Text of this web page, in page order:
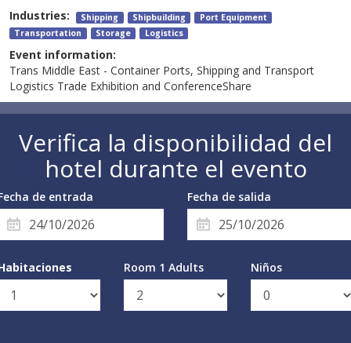
Industries: Shipping Shipbuilding
Port Equipment
Transportation
Storage Logistics
Event information:
Trans Middle East - Container Ports, Shipping and Transport
Logistics Trade Exhibition and ConferenceShare
Verifica la disponibilidad del
hotel durante el evento
de entrada Fecha de salida
Room 1 Adults Niños